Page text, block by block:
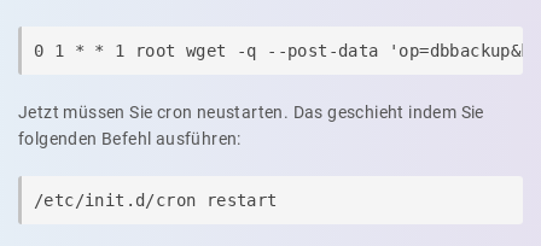
0 1 * * 1 root wget -q --post-data
Jetzt müssen Sie cron neustarten. Das geschieht indem Sie
folgenden Befehl ausführen:
/etc/init.d/cron restart